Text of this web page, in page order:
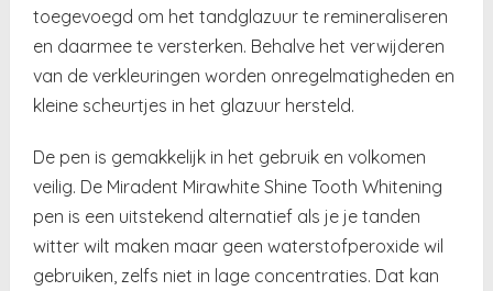
toegevoegd om het tandglazuur te remineraliseren
en daarmee te versterken. Behalve het verwijderen
van de verkleuringen worden onregelmatigheden en
kleine scheurtjes in het glazuur hersteld.
De pen is gemakkelijk in het gebruik en volkomen
veilig. De Miradent Mirawhite Shine Tooth Whitening
pen is een uitstekend alternatief als je je tanden
witter wilt maken maar geen waterstofperoxide wil
gebruiken, zelfs niet in lage concentraties. Dat kan